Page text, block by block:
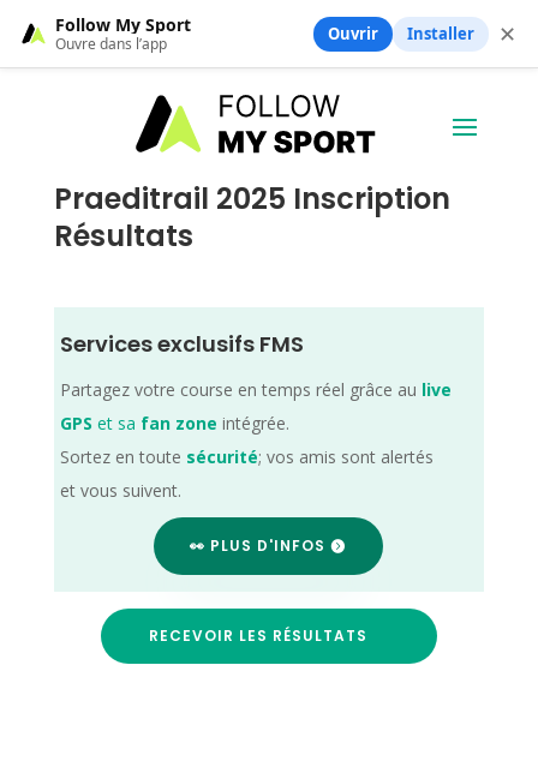
Praeditrail 2025 Inscription
Résultats
Services exclusifs FMS
Partagez votre course en temps réel grâce au live
GPS et sa fan zone intégrée.
Sortez en toute sécurité; vos amis sont alertés
et vous suivent.
👀 PLUS D'INFOS
RECEVOIR LES RÉSULTATS
Follow My Sport
Ouvre dans l’app Ouvrir Installer ✕